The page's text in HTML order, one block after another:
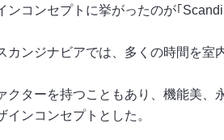
ンコンセプトに挙がったのが｢
カンジナビアでは、多くの時間を室
クターを持つこともあり、機能美、
ンコンセプトとした。